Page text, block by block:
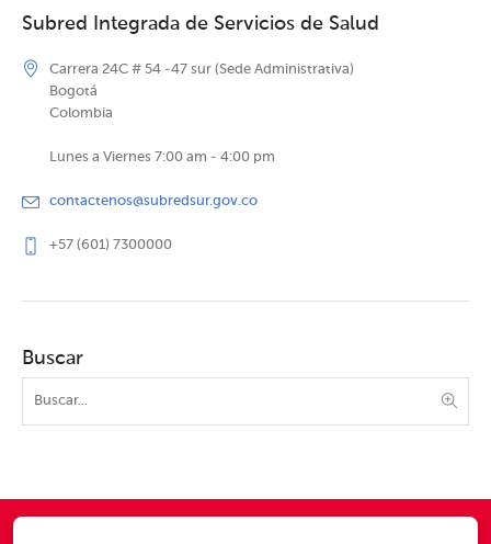
Subred Integrada de Servicios de Salud
Carrera 24C # 54 -47 sur (Sede Administrativa)
Bogotá
Colombia
Lunes a Viernes 7:00 am - 4:00 pm
contactenos@subredsur.gov.co
+57 (601) 7300000
Buscar